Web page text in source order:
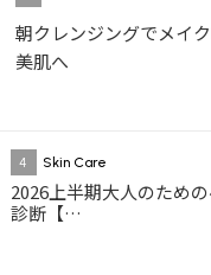
朝クレンジングでメイ
美肌へ
4 Skin Care
2026上半期大人のため
診断【…